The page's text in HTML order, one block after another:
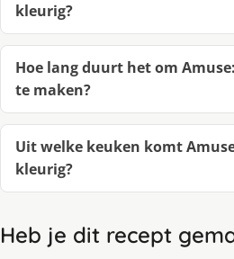
kleurig?
Hoe lang duurt het om
te maken?
Uit welke keuken komt
kleurig?
Heb je dit recept